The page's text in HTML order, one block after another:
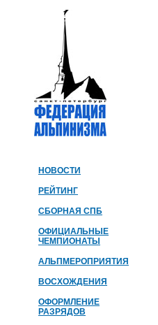
НОВОСТИ
РЕЙТИНГ
СБОРНАЯ СПБ
ОФИЦИАЛЬНЫЕ
ЧЕМПИОНАТЫ
АЛЬПМЕРОПРИЯТИЯ
ВОСХОЖДЕНИЯ
ОФОРМЛЕНИЕ
РАЗРЯДОВ